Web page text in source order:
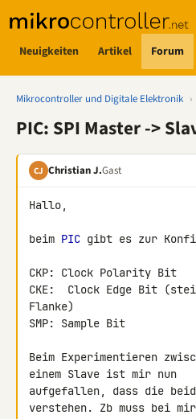
Neuigkeiten Artikel Forum
Mikrocontroller und Digitale Elektronik ›
PIC: SPI Master ->
CJ Christian J.Gast
Hallo,
beim PIC gibt es zur
CKP: Clock Polarity Bit
CKE:  Clock Edge Bit
Flanke)
SMP: Sample Bit
Beim Experimentieren
einem Slave ist mir nun
aufgefallen, dass die
verstehen. Zb muss bei mir